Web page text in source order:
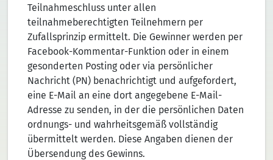
Teilnahmeschluss unter allen
teilnahmeberechtigten Teilnehmern per
Zufallsprinzip ermittelt. Die Gewinner werden per
Facebook-Kommentar-Funktion oder in einem
gesonderten Posting oder via persönlicher
Nachricht (PN) benachrichtigt und aufgefordert,
eine E-Mail an eine dort angegebene E-Mail-
Adresse zu senden, in der die persönlichen Daten
ordnungs- und wahrheitsgemäß vollständig
übermittelt werden. Diese Angaben dienen der
Übersendung des Gewinns.